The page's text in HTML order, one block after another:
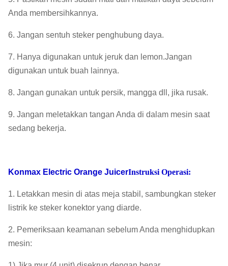
Anda membersihkannya.
6. Jangan sentuh steker penghubung daya.
7. Hanya digunakan untuk jeruk dan lemon.Jangan
digunakan untuk buah lainnya.
8. Jangan gunakan untuk persik, mangga dll, jika rusak.
9. Jangan meletakkan tangan Anda di dalam mesin saat
sedang bekerja.
Konmax Electric Orange JuicerInstruksi Operasi:
1. Letakkan mesin di atas meja stabil, sambungkan steker
listrik ke steker konektor yang diarde.
2. Pemeriksaan keamanan sebelum Anda menghidupkan
mesin: